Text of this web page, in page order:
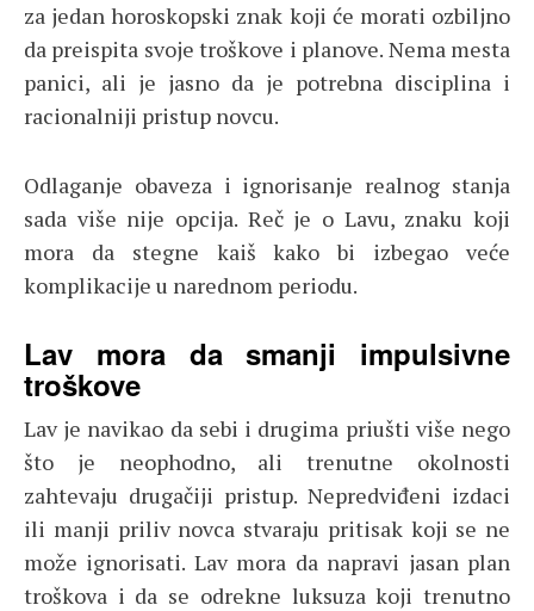
za jedan horoskopski znak koji će morati ozbiljno
da preispita svoje troškove i planove. Nema mesta
panici, ali je jasno da je potrebna disciplina i
racionalniji pristup novcu.
Odlaganje obaveza i ignorisanje realnog stanja
sada više nije opcija. Reč je o Lavu, znaku koji
mora da stegne kaiš kako bi izbegao veće
komplikacije u narednom periodu.
Lav mora da smanji impulsivne
troškove
Lav je navikao da sebi i drugima priušti više nego
što je neophodno, ali trenutne okolnosti
zahtevaju drugačiji pristup. Nepredviđeni izdaci
ili manji priliv novca stvaraju pritisak koji se ne
može ignorisati. Lav mora da napravi jasan plan
troškova i da se odrekne luksuza koji trenutno